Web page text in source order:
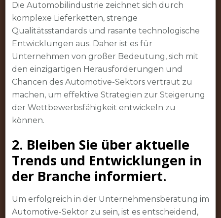
Die Automobilindustrie zeichnet sich durch
komplexe Lieferketten, strenge
Qualitätsstandards und rasante technologische
Entwicklungen aus. Daher ist es für
Unternehmen von großer Bedeutung, sich mit
den einzigartigen Herausforderungen und
Chancen des Automotive-Sektors vertraut zu
machen, um effektive Strategien zur Steigerung
der Wettbewerbsfähigkeit entwickeln zu
können.
2. Bleiben Sie über aktuelle
Trends und Entwicklungen in
der Branche informiert.
Um erfolgreich in der Unternehmensberatung im
Automotive-Sektor zu sein, ist es entscheidend,